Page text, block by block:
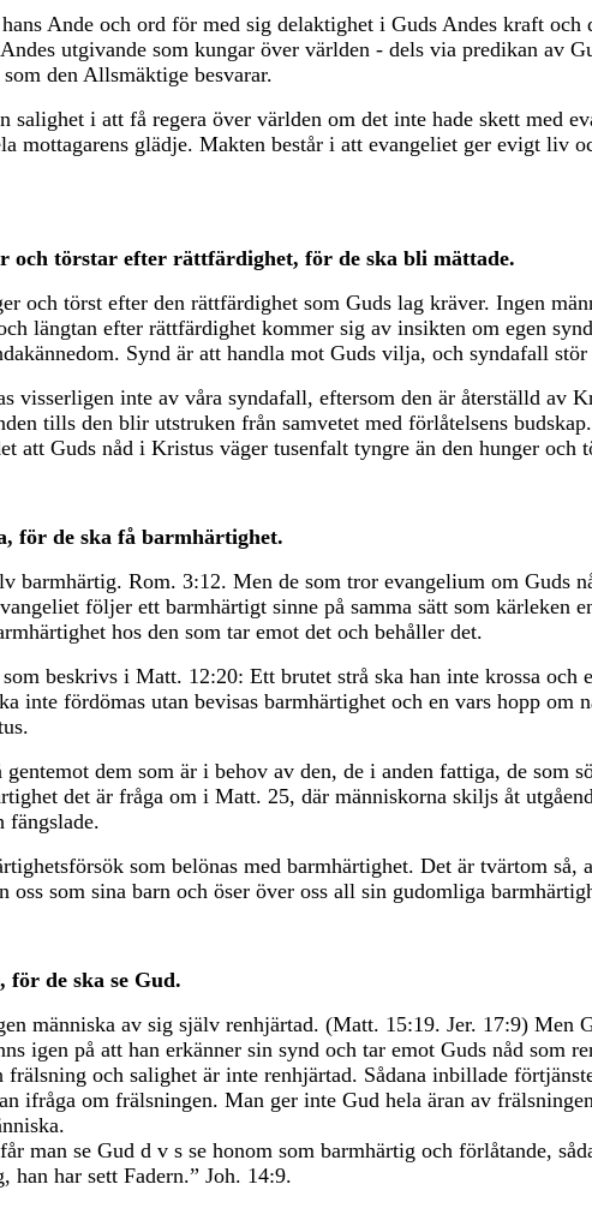
Ande och ord för med sig delaktighet i Guds Andes kraft
utgivande som kungar över världen - dels via predikan av
den Allsmäktige besvarar.
salighet i att få regera över världen om det inte hade skett med
mottagarens glädje. Makten består i att evangeliet ger evigt liv
och törstar efter rättfärdighet, för de ska bli mättade.
och törst efter den rättfärdighet som Guds lag kräver. Ingen
längtan efter rättfärdighet kommer sig av insikten om egen
Synd är att handla mot Guds vilja, och syndafall
visserligen inte av våra syndafall, eftersom den är återställd av
tills den blir utstruken från samvetet med förlåtelsens
att Guds nåd i Kristus väger tusenfalt tyngre än den hunger och
för de ska få barmhärtighet.
barmhärtig. Rom. 3:12. Men de som tror evangelium om
följer ett barmhärtigt sinne på samma sätt som kärleken
hos den som tar emot det och behåller det.
beskrivs i Matt. 12:20: Ett brutet strå ska han inte krossa
inte fördömas utan bevisas barmhärtighet och en vars hopp
dem som är i behov av den, de i anden fattiga, de som
det är fråga om i Matt. 25, där människorna skiljs åt
fängslade.
som belönas med barmhärtighet. Det är tvärtom
oss som sina barn och öser över oss all sin gudomliga
för de ska se Gud.
människa av sig själv renhjärtad. (Matt. 15:19. Jer. 17:9)
igen på att han erkänner sin synd och tar emot Guds nåd som
och salighet är inte renhjärtad. Sådana inbillade
ifråga om frälsningen. Man ger inte Gud hela äran av
man se Gud d v s se honom som barmhärtig och förlåtande,
han har sett Fadern.” Joh. 14:9.